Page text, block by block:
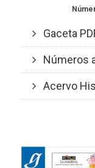
Gaceta
Números
Acervo